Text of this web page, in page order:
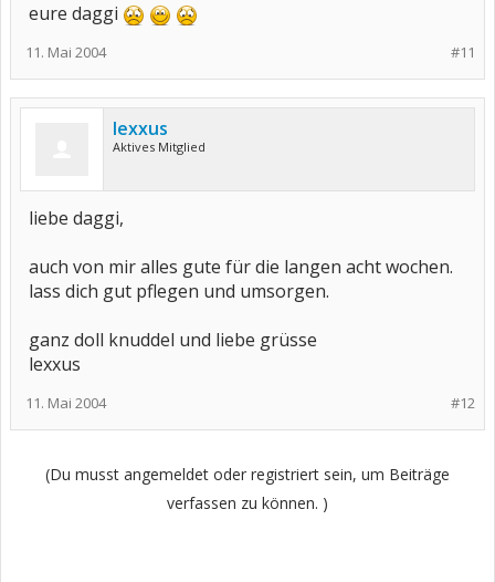
eure daggi
#11
11. Mai 2004
lexxus
Aktives Mitglied
liebe daggi,
auch von mir alles gute für die langen acht wochen.
lass dich gut pflegen und umsorgen.
ganz doll knuddel und liebe grüsse
lexxus
#12
11. Mai 2004
(Du musst angemeldet oder registriert sein, um Beiträge
verfassen zu können. )